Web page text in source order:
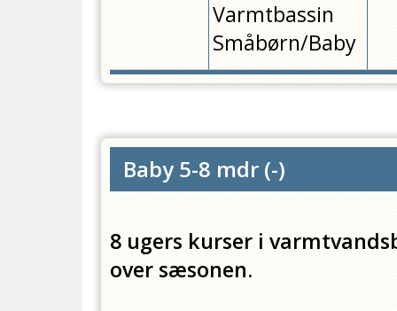
Varmtbassin
Småbørn/Baby
Baby 5-8 mdr (-)
8 ugers kurser i
over sæsonen.